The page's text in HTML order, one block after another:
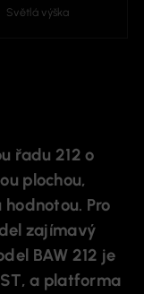
Světlá výška
řadu 212 o
plochou,
Pro
zajímavý
BAW 212 je
a platforma